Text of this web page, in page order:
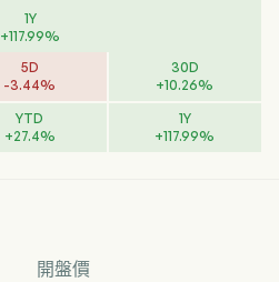
1Y
+117.99%
5D
-3.44%
30D
+10.26%
YTD
+27.4%
1Y
+117.99%
開盤價